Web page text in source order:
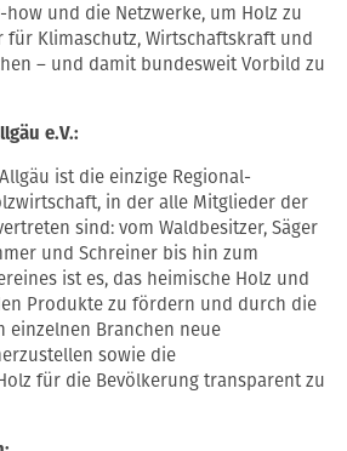
how und die Netzwerke, um Holz zu
für Klimaschutz, Wirtschaftskraft und
– und damit bundesweit Vorbild zu
e.V.:
ist die einzige Regional-
in der alle Mitglieder der
sind: vom Waldbesitzer, Säger
und Schreiner bis hin zum
ist es, das heimische Holz und
Produkte zu fördern und durch die
einzelnen Branchen neue
sowie die
für die Bevölkerung transparent zu